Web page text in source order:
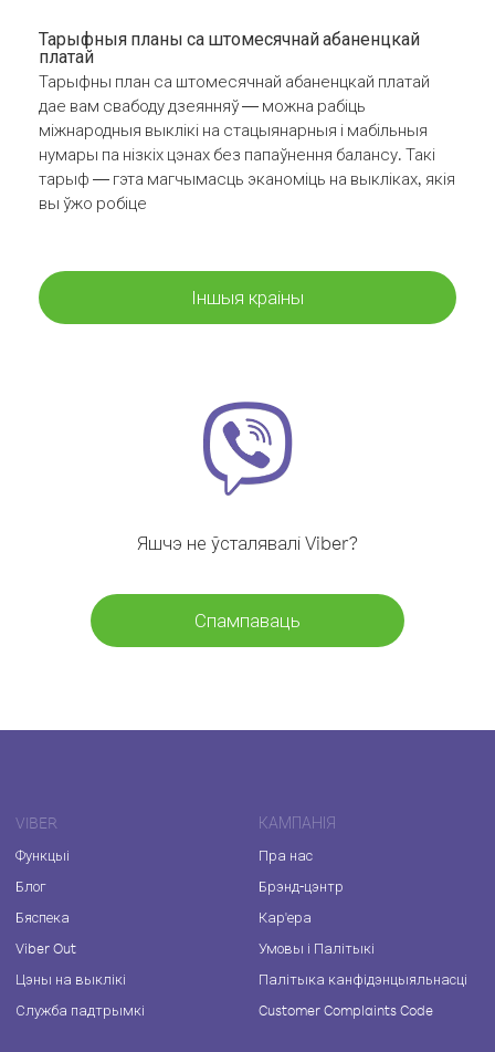
Тарыфныя планы са штомесячнай абаненцкай
платай
Тарыфны план са штомесячнай абаненцкай платай
дае вам свабоду дзеянняў — можна рабіць
міжнародныя выклікі на стацыянарныя і мабільныя
нумары па нізкіх цэнах без папаўнення балансу. Такі
тарыф — гэта магчымасць эканоміць на выкліках, якія
вы ўжо робіце
Іншыя краіны
Яшчэ не ўсталявалі Viber?
Спампаваць
VIBER
Функцыі
Блог
Бяспека
Viber Out
Цэны на выклікі
Служба падтрымкі
КАМПАНІЯ
Пра нас
Брэнд-цэнтр
Кар'ера
Умовы і Палітыкі
Палітыка канфідэнцыяльнасці
Customer Complaints Code